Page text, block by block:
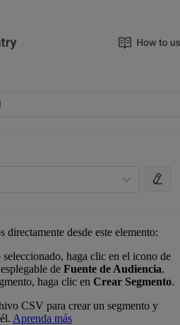
directamente desde este elemento:
seleccionado, haga clic en el icono de
de Fuente de Audiencia.
haga clic en Crear Segmento.
CSV para crear un segmento y
Aprenda más